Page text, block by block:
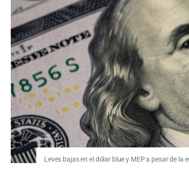
Leves bajas en el dólar blue y MEP a pesar de la